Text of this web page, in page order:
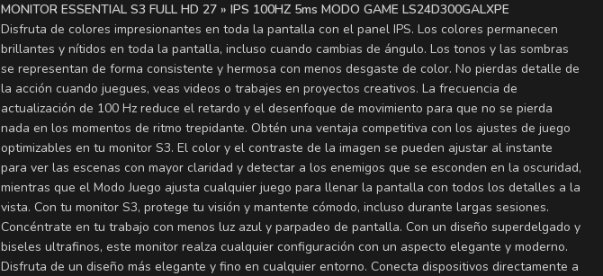
MONITOR ESSENTIAL S3 FULL HD 27 » IPS 100HZ 5ms MODO GAME LS24D300GALXPE
Disfruta de colores impresionantes en toda la pantalla con el panel IPS. Los colores permanecen
brillantes y nítidos en toda la pantalla, incluso cuando cambias de ángulo. Los tonos y las sombras
se representan de forma consistente y hermosa con menos desgaste de color. No pierdas detalle de
la acción cuando juegues, veas videos o trabajes en proyectos creativos. La frecuencia de
actualización de 100 Hz reduce el retardo y el desenfoque de movimiento para que no se pierda
nada en los momentos de ritmo trepidante. Obtén una ventaja competitiva con los ajustes de juego
optimizables en tu monitor S3. El color y el contraste de la imagen se pueden ajustar al instante
para ver las escenas con mayor claridad y detectar a los enemigos que se esconden en la oscuridad,
mientras que el Modo Juego ajusta cualquier juego para llenar la pantalla con todos los detalles a la
vista. Con tu monitor S3, protege tu visión y mantente cómodo, incluso durante largas sesiones.
Concéntrate en tu trabajo con menos luz azul y parpadeo de pantalla. Con un diseño superdelgado y
biseles ultrafinos, este monitor realza cualquier configuración con un aspecto elegante y moderno.
Disfruta de un diseño más elegante y fino en cualquier entorno. Conecta dispositivos directamente a